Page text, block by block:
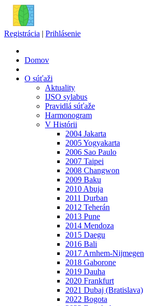
Registrácia | Prihlásenie
Domov
O súťaži
Aktuality
IJSO sylabus
Pravidlá súťaže
Harmonogram
V Histórii
2004 Jakarta
2005 Yogyakarta
2006 Sao Paulo
2007 Taipei
2008 Changwon
2009 Baku
2010 Abuja
2011 Durban
2012 Teherán
2013 Pune
2014 Mendoza
2015 Daegu
2016 Bali
2017 Arnhem-Nijmegen
2018 Gaborone
2019 Dauha
2020 Frankfurt
2021 Dubaj (Bratislava)
2022 Bogota